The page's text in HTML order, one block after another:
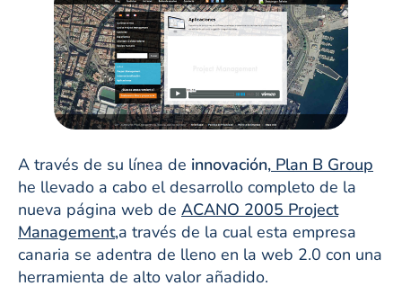
A través de su línea de innovación, Plan B Group
he llevado a cabo el desarrollo completo de la
nueva página web de ACANO 2005 Project
Management,a través de la cual esta empresa
canaria se adentra de lleno en la web 2.0 con una
herramienta de alto valor añadido.